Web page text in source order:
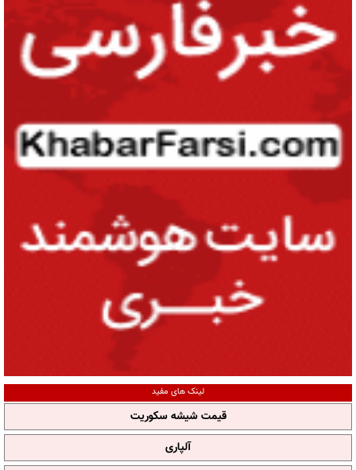
لینک های مفید
قیمت شیشه سکوریت
آلپاری